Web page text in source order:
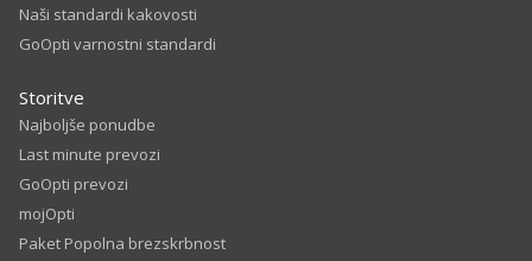
Naši standardi kakovosti
GoOpti varnostni standardi
Storitve
Najboljše ponudbe
Last minute prevozi
GoOpti prevozi
mojOpti
Paket Popolna brezskrbnost